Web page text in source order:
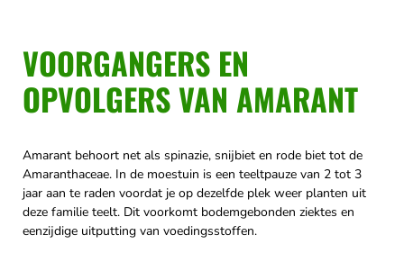
VOORGANGERS EN
OPVOLGERS VAN AMARANT
Amarant behoort net als spinazie, snijbiet en rode biet tot de
Amaranthaceae. In de moestuin is een teeltpauze van 2 tot 3
jaar aan te raden voordat je op dezelfde plek weer planten uit
deze familie teelt. Dit voorkomt bodemgebonden ziektes en
eenzijdige uitputting van voedingsstoffen.